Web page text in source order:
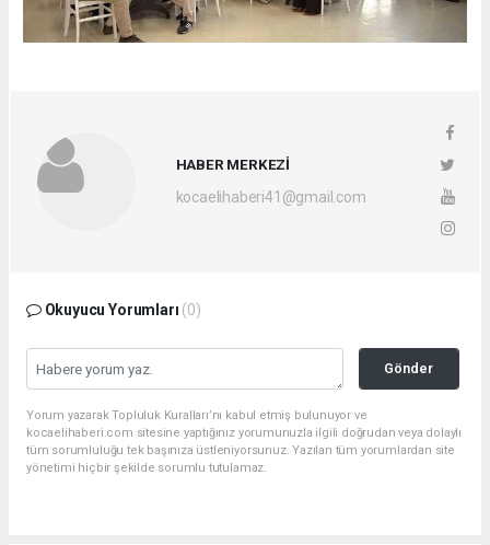
HABER MERKEZİ
kocaelihaberi41@gmail.com
Okuyucu Yorumları (0)
Gönder
Yorum yazarak Topluluk Kuralları’nı kabul etmiş bulunuyor ve
kocaelihaberi.com sitesine yaptığınız yorumunuzla ilgili doğrudan veya dolaylı
tüm sorumluluğu tek başınıza üstleniyorsunuz. Yazılan tüm yorumlardan site
yönetimi hiçbir şekilde sorumlu tutulamaz.